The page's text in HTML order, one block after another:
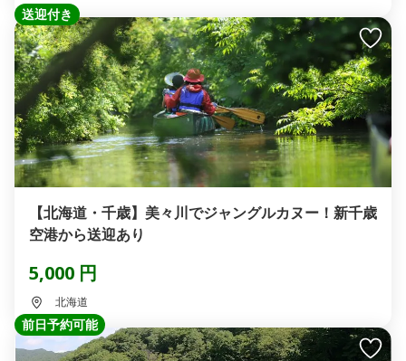
送迎付き
【北海道・千歳】美々川でジャングルカヌー！新千歳
空港から送迎あり
5,000 円
北海道
前日予約可能